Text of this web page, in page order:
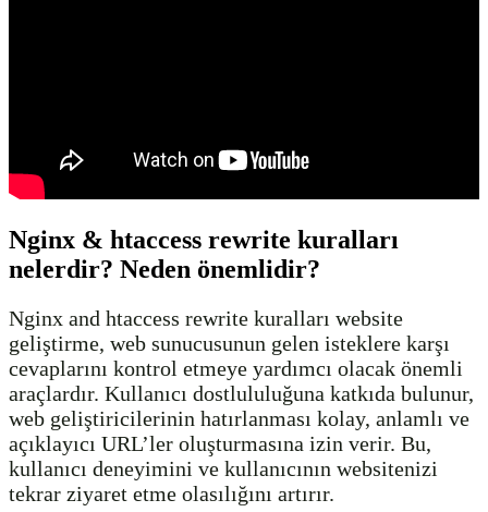
Nginx & htaccess rewrite kuralları
nelerdir? Neden önemlidir?
Nginx and htaccess rewrite kuralları website
geliştirme, web sunucusunun gelen isteklere karşı
cevaplarını kontrol etmeye yardımcı olacak önemli
araçlardır. Kullanıcı dostlululuğuna katkıda bulunur,
web geliştiricilerinin hatırlanması kolay, anlamlı ve
açıklayıcı URL’ler oluşturmasına izin verir. Bu,
kullanıcı deneyimini ve kullanıcının websitenizi
tekrar ziyaret etme olasılığını artırır.